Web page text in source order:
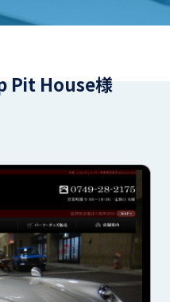
Pit House様